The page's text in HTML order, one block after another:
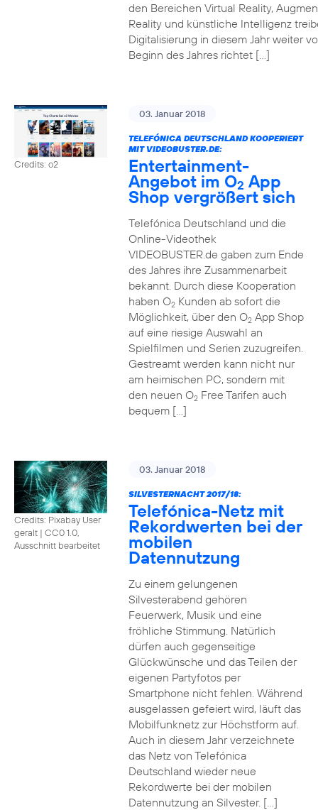
den Bereichen Virtual Reality,
Reality und künstliche Intelligenz
Digitalisierung in diesem Jahr weiter
Beginn des Jahres richtet […]
Credits: o2
03. Januar 2018
TELEFÓNICA DEUTSCHLAND KOOPERIERT
MIT VIDEOBUSTER.DE:
Entertainment-
Angebot im O2 App
Shop vergrößert sich
Telefónica Deutschland und die
Online-Videothek
VIDEOBUSTER.de gaben zum Ende
des Jahres ihre Zusammenarbeit
bekannt. Durch diese Kooperation
haben O2Kunden ab sofort die
Möglichkeit, über den O2App Shop
auf eine riesige Auswahl an
Spielfilmen und Serien zuzugreifen.
Gestreamt werden kann nicht nur
am heimischen PC, sondern mit
den neuen O2Free Tarifen auch
bequem […]
Credits: Pixabay User
geralt | CC0 1.0,
Ausschnitt bearbeitet
03. Januar 2018
SILVESTERNACHT 2017/18:
Telefónica-Netz mit
Rekordwerten bei der
mobilen
Datennutzung
Zu einem gelungenen
Silvesterabend gehören
Feuerwerk, Musik und eine
fröhliche Stimmung. Natürlich
dürfen auch gegenseitige
Glückwünsche und das Teilen der
eigenen Partyfotos per
Smartphone nicht fehlen. Während
ausgelassen gefeiert wird, läuft das
Mobilfunknetz zur Höchstform auf.
Auch in diesem Jahr verzeichnete
das Netz von Telefónica
Deutschland wieder neue
Rekordwerte bei der mobilen
Datennutzung an Silvester. […]